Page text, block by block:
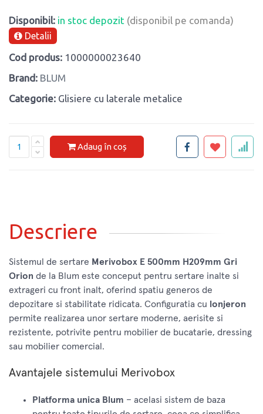
Disponibil: in stoc depozit (disponibil pe comanda)
Detalii
Cod produs: 1000000023640
Brand: BLUM
Categorie: Glisiere cu laterale metalice
Adaug în coș
Descriere
Sistemul de sertare Merivobox E 500mm H209mm Gri
Orion de la Blum este conceput pentru sertare inalte si
extrageri cu front inalt, oferind spatiu generos de
depozitare si stabilitate ridicata. Configuratia cu lonjeron
permite realizarea unor sertare moderne, aerisite si
rezistente, potrivite pentru mobilier de bucatarie, dressing
sau mobilier comercial.
Avantajele sistemului Merivobox
Platforma unica Blum – acelasi sistem de baza